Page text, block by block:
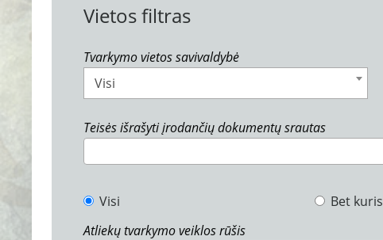
Vietos filtras
Tvarkymo vietos savivaldybė
Visi
Teisės išrašyti įrodančių dokumentų srautas
Visi
Bet kuris
Atliekų tvarkymo veiklos rūšis